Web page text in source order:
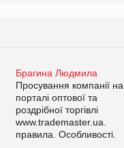
Брагина Людмила
Просування компанії на
порталі оптової та
роздрібної торгівлі
www.trademaster.ua.
правила. Особливості.